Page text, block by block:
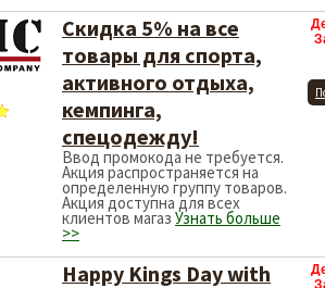
Скидка 5% на все
товары для спорта,
активного отдыха,
кемпинга,
спецодежду!
Ввод промокода не требуется.
Акция распространяется на
определенную группу товаров.
Акция доступна для всех
клиентов магаз Узнать больше
>>
Happy Kings Day with